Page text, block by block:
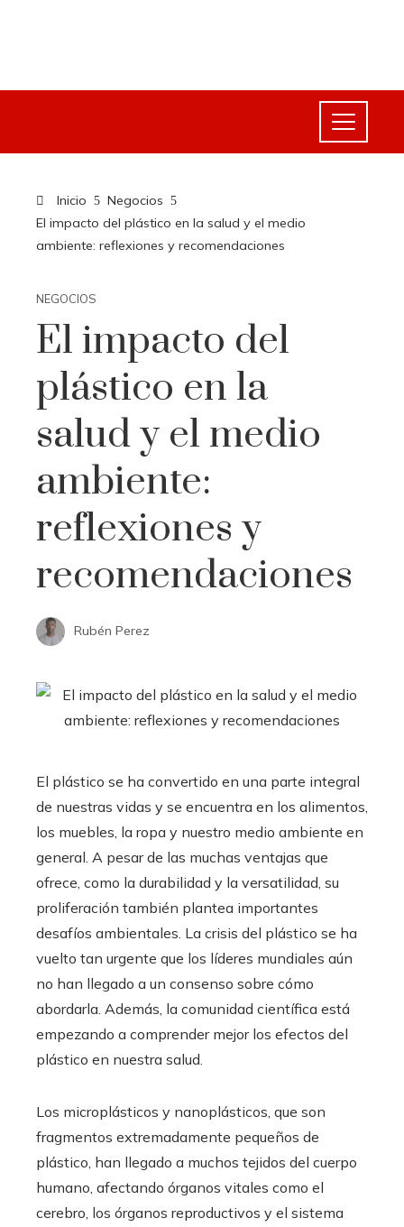
Inicio
Negocios
El impacto del plástico en la salud y el medio
ambiente: reflexiones y recomendaciones
NEGOCIOS
El impacto del
plástico en la
salud y el medio
ambiente:
reflexiones y
recomendaciones
Rubén Perez
El plástico se ha convertido en una parte integral
de nuestras vidas y se encuentra en los alimentos,
los muebles, la ropa y nuestro medio ambiente en
general. A pesar de las muchas ventajas que
ofrece, como la durabilidad y la versatilidad, su
proliferación también plantea importantes
desafíos ambientales. La crisis del plástico se ha
vuelto tan urgente que los líderes mundiales aún
no han llegado a un consenso sobre cómo
abordarla. Además, la comunidad científica está
empezando a comprender mejor los efectos del
plástico en nuestra salud.
Los microplásticos y nanoplásticos, que son
fragmentos extremadamente pequeños de
plástico, han llegado a muchos tejidos del cuerpo
humano, afectando órganos vitales como el
cerebro, los órganos reproductivos y el sistema